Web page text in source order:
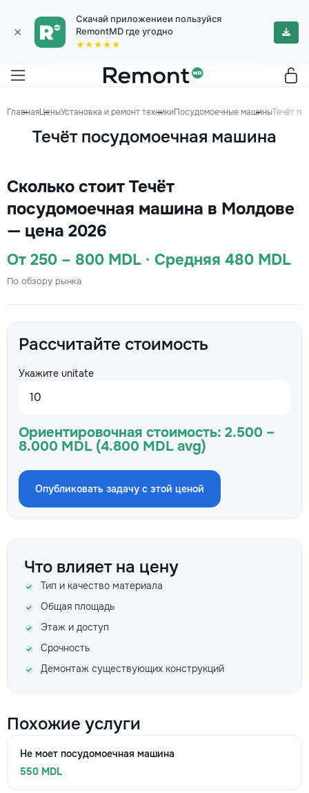
×
Скачай приложениеи пользуйся
RemontMD где угодно
★★★★★
ГлавнаяЦеныУстановка и ремонт техникиПосудомоечные машиныТечёт
Течёт посудомоечная машина
Сколько стоит Течёт
посудомоечная машина в Молдове
— цена 2026
От 250 – 800 MDL · Средняя 480 MDL
По обзору рынка
Рассчитайте стоимость
Укажите unitate
Ориентировочная стоимость: 2.500 –
8.000 MDL (4.800 MDL avg)
Опубликовать задачу с этой ценой
Что влияет на цену
Тип и качество материала
Общая площадь
Этаж и доступ
Срочность
Демонтаж существующих конструкций
Похожие услуги
Не моет посудомоечная машина
550 MDL